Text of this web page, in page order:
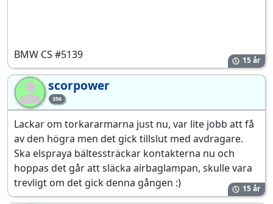
BMW CS #5139 15 år
sc 356
scorpower
Lackar om torkararmarna just nu, var lite jobb att få
av den högra men det gick tillslut med avdragare.
Ska elspraya bältessträckar kontakterna nu och
hoppas det går att släcka airbaglampan, skulle vara
trevligt om det gick denna gången :)
15 år